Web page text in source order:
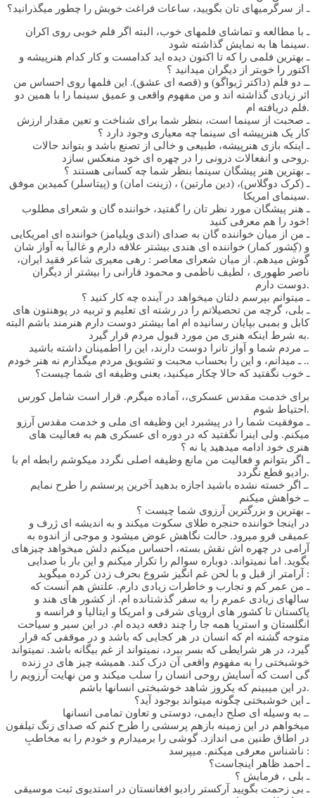
ـ از سرگرمیهای تان بگویید، ساعات فراغت خویش را چطور میگذرانید؟
ـ با مطالعه و تماشای فلمهای خوب، البته اگر فلم خوبی روی اکران
سینما ها به نمایش گذاشته شود.
ـ بهترین فلمی را که تا اکنون دیده اید کدامست و کار کدام هنرپیشه و
اکتور را خوبتر از دیگران میدانید ؟
ــ دو فلم (داکتر ژیواگو) و (قصه ای عشق). این فلمها روی احساس من
اثر زیادی گذاشته اند و من مفهوم واقعی و عمیق سینما را با همین دو
فلم دریافته ام.
ـ صحبت از سینما است، بنظر شما برای شناخت و تعین مقدار ارزش
کار یک هنرپیشه ای سینما چه معیاری وجود دارد ؟
ـ اینکه بازی هنرپیشه، طبیعی و خالی از تصنع باشد و بتواند حالات
روحی و انفعالات درونی را در چهره ای خود منعکس سازد.
ـ بهترین هنر پیشگان سینما بنظر شما چه کسانی هستند ؟
ـ (کرک دوگلاس)، (دین مارتین) ، (زینت امان) و (پیتاسلر) کمیدین موفق
سینمای امریکا.
ـ هنر پیشگان مورد نظر تان را گفتید، خواننده گان و شعرای مطلوب
خود را هم معرفی کنید!
ـ من از میان خواننده گان به صدای (اندی ویلیامز) خواننده ای امریکایی
و (کِشور کمار) خواننده ای هندی بیشتر علاقه دارم و غالباَ به آواز شان
گوش میدهم. از میان شعرای معاصر : رهی معیری شاعر فقید ایران،
ناصر طهوری ، لطیف ناظمی و محمود فارانی را بیشتر از دیگران
دوست دارم.
ـ میتوانم بپرسم دلتان میخواهد در آینده چه کار کنید ؟
ـ بلی، گرچه من تحصیلاتم را در رشته ای تعلیم و تربیه در پوهنتون های
کابل و بمبی بپایان رسانیده ام اما بیشتر دوست دارم هنرمند باشم البته
به شرط اینکه هنری من مورد قبول مردم قرار گیرد.
ـ مردم شما و آواز تانرا دوست دارند، این را اطمینان داشته باشید.
ـ میدانم، و این را بحساب محبت و تشویق مردم میگذارم نه هنر خودم ..
ـ خوب نگفتید که حالا چکار میکنید، یعنی وظیفه ای شما چیست؟
برای خدمت مقدس عسکری،، آماده میگرم. قرار است شامل کورس
احتیاط شوم.
ـ موفقیت شما را در پیشبرد این وظیفه ای ملی و خدمت مقدس آرزو
میکنم. ولی اینرا نگفتید که در دوره ای عسکری هم به فعالیت های
هنری خود ادامه میدهید یا نه ؟
ـ اگر بتوانم و فعالیت من مانع وظیفه اصلی نگردد میکوشم رابطه ام با
رادیو قطع نگردد.
ـ اگر خسته نشده باشید اجازه بدهید آخرین پرسشم را طرح نمایم.
ـ خواهش میکنم.
ـ بهترین و بزرگترین آرزوی شما چیست ؟
در اینجا خواننده حنجره طلای سکوت میکند و به اندیشه ای ژرف و
عمیقی فرو میرود. حالت نگاهش عوض میشود و موجی از اندوه به
آرامی در چهره اش نقش بسته، احساس میکنم دلش میخواهد چیزهای
بگوید. اما نمیتواند. دوباره سوالم را تکرار میکنم و این بار با صدایی
آرامتر از قبل و با لحن غم انگیز شروع بحرف زدن کرده میگوید :
ـ من عمر کم و تجارب و خاطرات زیادی دارم. علتش هم آنست که
سالهای زیادی عمرم را به سفر گذشتانده ام. از کشور های هند و
پاکستان تا کشور های اروپای شرقی و امریکا و ایتالیا و فرانسه و
انگلستان و استریا همه جا را چند دفعه دیده ام. در این سیر و سیاحت
متوجه گشته ام که انسان در هر کجایی که باشد و در موقفی که قرار
گیرد، در هر شرایطی که بسر ببرد، نمیتواند از غم بیگانه باشد. نمیتواند
خوشبختی را به مفهوم واقعی آن درک کند. همیشه چیز های در زنده
گی است که آسایش روحی انسان را سلب میکند و من نهایت آرزویم را
در این میبینم که یکروز شاهد خوشبختی انسانها باشم.
ـ این خوشبختی چگونه میتواند بوجود آید؟
ـ به وسیله ای صلح دایمی، دوستی و تعاون تمامی انسانها.
میخواهم در این زمینه بازهم پرسشی را طرح کنم که صدای زنگ تیلفون
در اطاق طنین می اندازد. گوشی را برمیدارم و خودم را به مخاطبِ
ناشناس معرفی میکنم. میپرسد :
ـ احمد ظاهر اینجاست؟
ـ بلی ، فرمایش ؟
ـ بی زحمت بگویید آرکستر رادیو افغانستان در استدیوی ثبت موسیقی